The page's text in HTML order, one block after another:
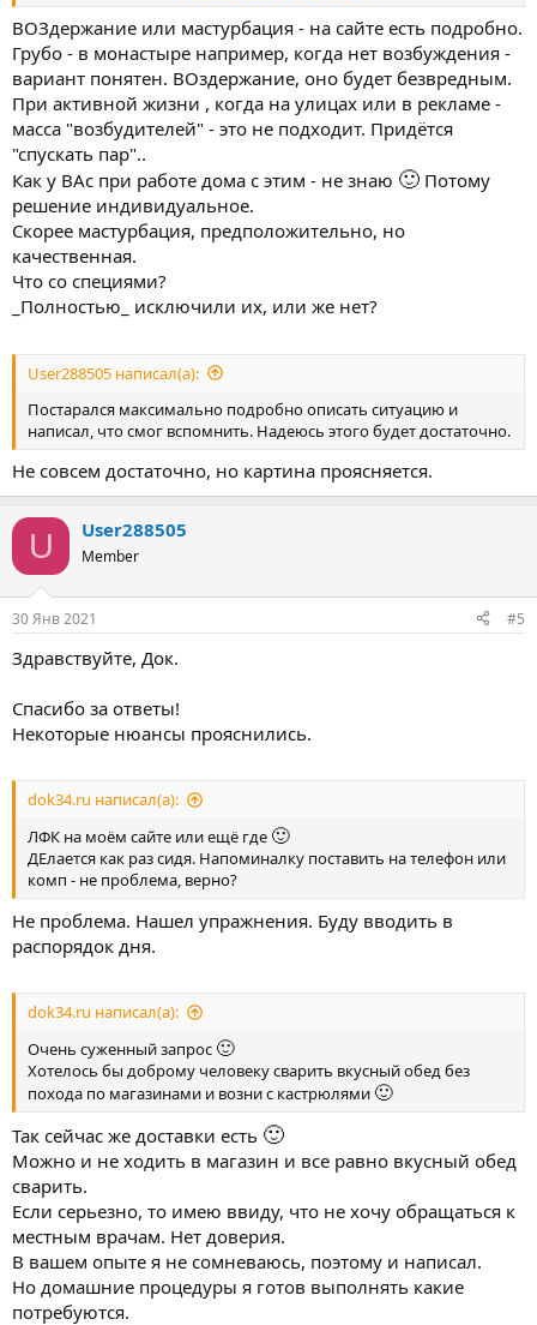
ВОЗдержание или мастурбация - на сайте есть подробно.
Грубо - в монастыре например, когда нет возбуждения -
вариант понятен. ВОздержание, оно будет безвредным.
При активной жизни , когда на улицах или в рекламе -
масса "возбудителей" - это не подходит. Придётся
"спускать пар"..
Как у ВАс при работе дома с этим - не знаю 🙂 Потому
решение индивидуальное.
Скорее мастурбация, предположительно, но
качественная.
Что со специями?
_Полностью_ исключили их, или же нет?
User288505 написал(а):
Постарался максимально подробно описать ситуацию и
написал, что смог вспомнить. Надеюсь этого будет достаточно.
Не совсем достаточно, но картина проясняется.
U User288505
Member
30 Янв 2021 #5
Здравствуйте, Док.
Спасибо за ответы!
Некоторые нюансы прояснились.
dok34.ru написал(а):
ЛФК на моём сайте или ещё где 🙂
ДЕлается как раз сидя. Напоминалку поставить на телефон или
комп - не проблема, верно?
Не проблема. Нашел упражнения. Буду вводить в
распорядок дня.
dok34.ru написал(а):
Очень суженный запрос 🙂
Хотелось бы доброму человеку сварить вкусный обед без
похода по магазинами и возни с кастрюлями 🙂
Так сейчас же доставки есть 🙂
Можно и не ходить в магазин и все равно вкусный обед
сварить.
Если серьезно, то имею ввиду, что не хочу обращаться к
местным врачам. Нет доверия.
В вашем опыте я не сомневаюсь, поэтому и написал.
Но домашние процедуры я готов выполнять какие
потребуются.